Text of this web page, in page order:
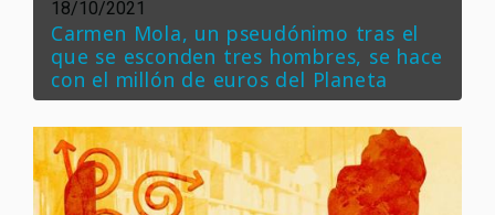
18/10/2021
Carmen Mola, un pseudónimo tras el
que se esconden tres hombres, se hace
con el millón de euros del Planeta